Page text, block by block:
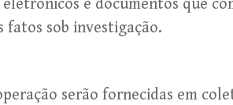
e documentos que
sob investigação.
serão fornecidas em